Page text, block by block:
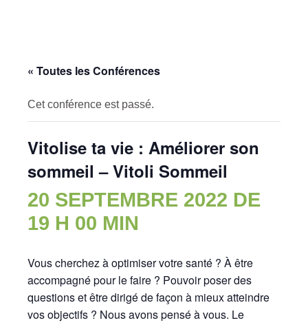
« Toutes les Conférences
Cet conférence est passé.
Vitolise ta vie : Améliorer son
sommeil – Vitoli Sommeil
20 SEPTEMBRE 2022 DE
19 H 00 MIN
Vous cherchez à optimiser votre santé ? À être
accompagné pour le faire ? Pouvoir poser des
questions et être dirigé de façon à mieux atteindre
vos objectifs ? Nous avons pensé à vous. Le